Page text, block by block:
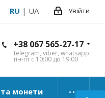
Увійти
RU | UA
+38 067 565-27-17
telegram, viber, whatsapp
пн-пт с 10:00 до 19:00
та монети